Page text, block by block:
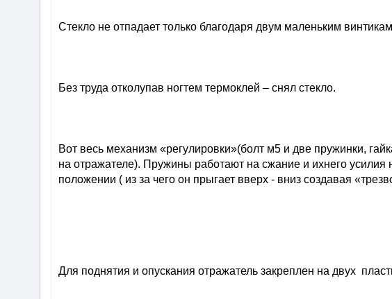
Стекло не отпадает только благодаря двум маленьким
Без труда отколупав ногтем термоклей – снял стекло.
Вот весь механизм «регулировки»(болт м5 и две пружинки,
на отражателе). Пружины работают на сжание и ихнего усилия
положении ( из за чего он прыгает вверх - вниз создавая
Для поднятия и опускания отражатель закреплен на двух